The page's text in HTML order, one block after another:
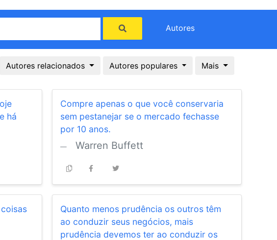
Autores
Autores relacionados Autores populares Mais
há
Compre apenas o que você conservaria
sem pestanejar se o mercado fechasse
por 10 anos.
Warren Buffett
Quanto menos prudência os outros têm
ao conduzir seus negócios, mais
prudência devemos ter ao conduzir os